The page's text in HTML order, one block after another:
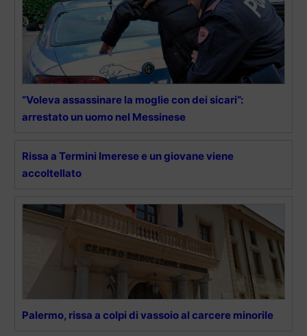
“Voleva assassinare la moglie con dei sicari”:
arrestato un uomo nel Messinese
Rissa a Termini Imerese e un giovane viene
accoltellato
Palermo, rissa a colpi di vassoio al carcere minorile